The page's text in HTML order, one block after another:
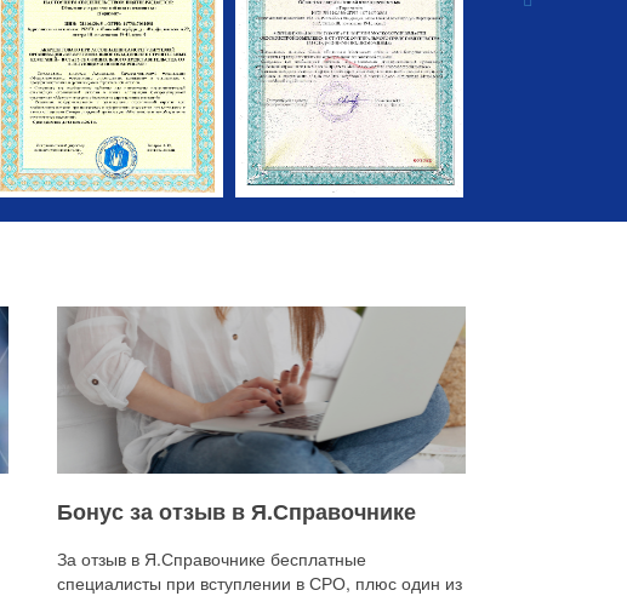
Бонус за отзыв в Я.Справочнике
За отзыв в Я.Справочнике бесплатные
специалисты при вступлении в СРО, плюс один из